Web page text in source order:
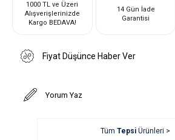
1000 TL ve Üzeri
Alışverişlerinizde
Kargo BEDAVA!
14 Gün İade
Garantisi
Fiyat Düşünce Haber Ver
Yorum Yaz
TümTepsi Ürünleri >